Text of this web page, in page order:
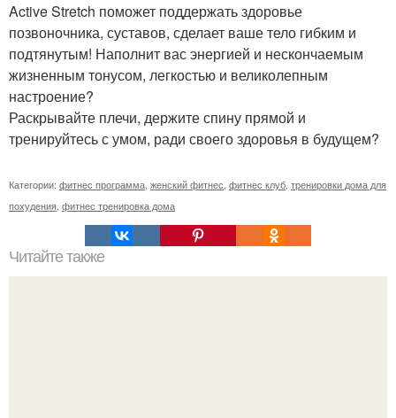
Active Stretch поможет поддержать здоровье
позвоночника, суставов, сделает ваше тело гибким и
подтянутым! Наполнит вас энергией и нескончаемым
жизненным тонусом, легкостью и великолепным
настроение?
Раскрывайте плечи, держите спину прямой и
тренируйтесь с умом, ради своего здоровья в будущем?
Категории: фитнес программа женский фитнес фитнес клуб тренировки дома для
похудения фитнес тренировка дома
Читайте также